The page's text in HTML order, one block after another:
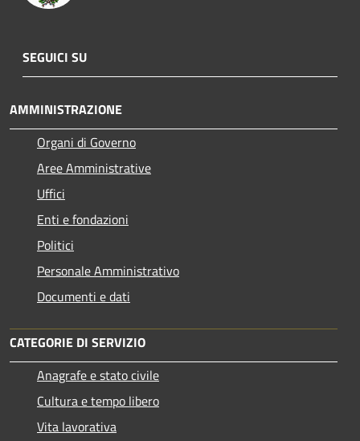
SEGUICI SU
AMMINISTRAZIONE
Organi di Governo
Aree Amministrative
Uffici
Enti e fondazioni
Politici
Personale Amministrativo
Documenti e dati
CATEGORIE DI SERVIZIO
Anagrafe e stato civile
Cultura e tempo libero
Vita lavorativa